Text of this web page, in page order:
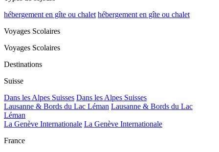
hébergement en gîte ou chalet hébergement en gîte ou chalet
Voyages Scolaires
Voyages Scolaires
Destinations
Suisse
Dans les Alpes Suisses Dans les Alpes Suisses
Lausanne & Bords du Lac Léman Lausanne & Bords du Lac
Léman
La Genève Internationale La Genève Internationale
France